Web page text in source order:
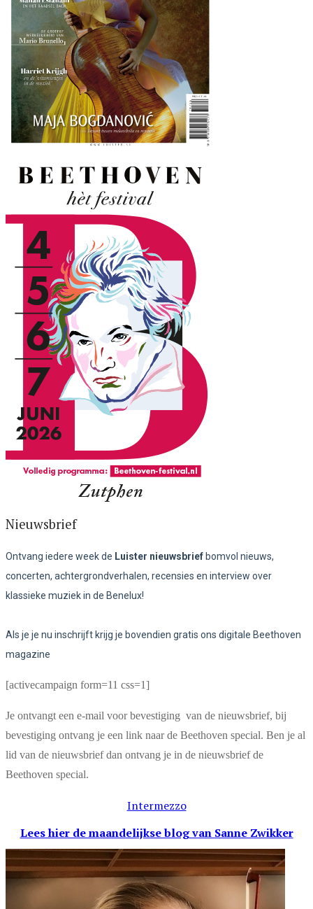
Nieuwsbrief
Ontvang iedere week de Luister nieuwsbrief bomvol nieuws,
concerten, achtergrondverhalen, recensies en interview over
klassieke muziek in de Benelux!
Als je je nu inschrijft krijg je bovendien gratis ons digitale Beethoven
magazine
[activecampaign form=11 css=1]
Je ontvangt een e-mail voor bevestiging van de nieuwsbrief, bij
bevestiging ontvang je een link naar de Beethoven special. Ben je al
lid van de nieuwsbrief dan ontvang je in de nieuwsbrief de
Beethoven special.
Intermezzo
Lees hier de maandelijkse blogvan Sanne Zwikker